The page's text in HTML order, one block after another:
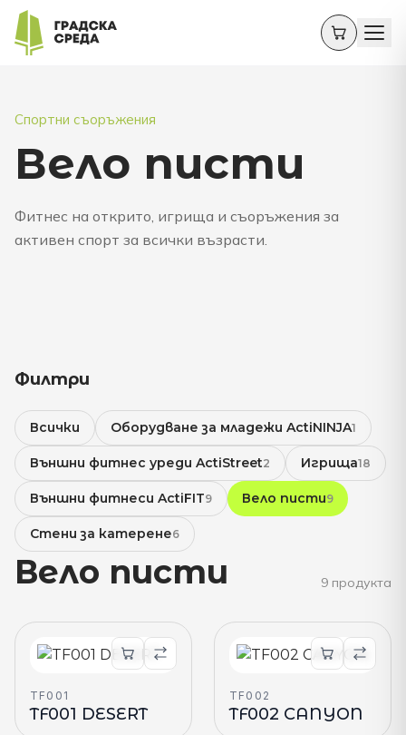
Спортни съоръжения
Вело писти
Фитнес на открито, игрища и съоръжения за
активен спорт за всички възрасти.
Филтри
Всички Оборудване за младежи ActiNINJA1
Външни фитнес уреди ActiStreet2 Игрища18
Външни фитнеси ActiFIT9 Вело писти9
Стени за катерене6
Вело писти 9 продукта
TF001
TF001 DESERT
TF002
TF002 CANYON